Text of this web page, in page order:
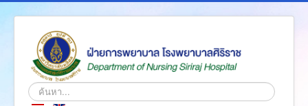
ค้นหา...